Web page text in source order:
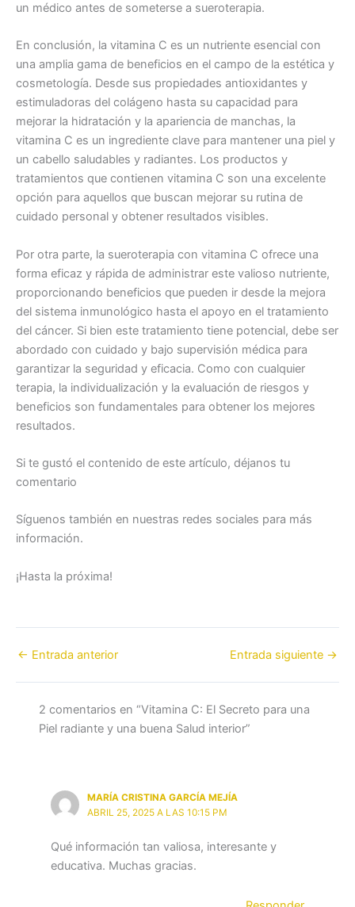
un médico antes de someterse a sueroterapia.
En conclusión, la vitamina C es un nutriente esencial con
una amplia gama de beneficios en el campo de la estética y
cosmetología. Desde sus propiedades antioxidantes y
estimuladoras del colágeno hasta su capacidad para
mejorar la hidratación y la apariencia de manchas, la
vitamina C es un ingrediente clave para mantener una piel y
un cabello saludables y radiantes. Los productos y
tratamientos que contienen vitamina C son una excelente
opción para aquellos que buscan mejorar su rutina de
cuidado personal y obtener resultados visibles.
Por otra parte, la sueroterapia con vitamina C ofrece una
forma eficaz y rápida de administrar este valioso nutriente,
proporcionando beneficios que pueden ir desde la mejora
del sistema inmunológico hasta el apoyo en el tratamiento
del cáncer. Si bien este tratamiento tiene potencial, debe ser
abordado con cuidado y bajo supervisión médica para
garantizar la seguridad y eficacia. Como con cualquier
terapia, la individualización y la evaluación de riesgos y
beneficios son fundamentales para obtener los mejores
resultados.
Si te gustó el contenido de este artículo, déjanos tu
comentario
Síguenos también en nuestras redes sociales para más
información.
¡Hasta la próxima!
← Entrada anterior Entrada siguiente →
2 comentarios en “Vitamina C: El Secreto para una
Piel radiante y una buena Salud interior”
MARÍA CRISTINA GARCÍA MEJÍA
ABRIL 25, 2025 A LAS 10:15 PM
Qué información tan valiosa, interesante y
educativa. Muchas gracias.